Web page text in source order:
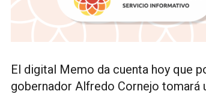
El digital Memo da cuenta hoy que
gobernador Alfredo Cornejo tomará